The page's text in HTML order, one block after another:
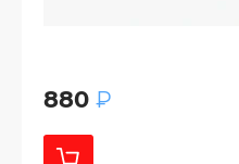
880 ₽